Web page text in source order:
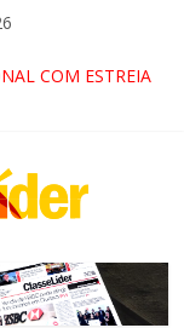
COM ESTREIA
NO FIM
NA RETA FINAL